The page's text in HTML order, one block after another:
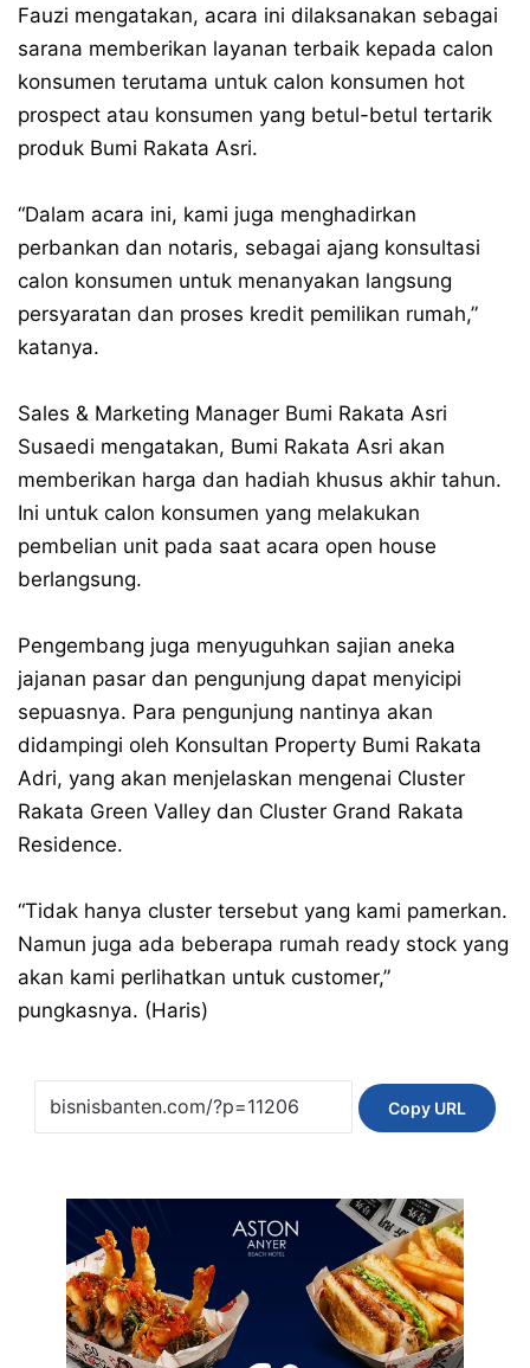
Fauzi mengatakan, acara ini dilaksanakan sebagai
sarana memberikan layanan terbaik kepada calon
konsumen terutama untuk calon konsumen hot
prospect atau konsumen yang betul-betul tertarik
produk Bumi Rakata Asri.
“Dalam acara ini, kami juga menghadirkan
perbankan dan notaris, sebagai ajang konsultasi
calon konsumen untuk menanyakan langsung
persyaratan dan proses kredit pemilikan rumah,”
katanya.
Sales & Marketing Manager Bumi Rakata Asri
Susaedi mengatakan, Bumi Rakata Asri akan
memberikan harga dan hadiah khusus akhir tahun.
Ini untuk calon konsumen yang melakukan
pembelian unit pada saat acara open house
berlangsung.
Pengembang juga menyuguhkan sajian aneka
jajanan pasar dan pengunjung dapat menyicipi
sepuasnya. Para pengunjung nantinya akan
didampingi oleh Konsultan Property Bumi Rakata
Adri, yang akan menjelaskan mengenai Cluster
Rakata Green Valley dan Cluster Grand Rakata
Residence.
“Tidak hanya cluster tersebut yang kami pamerkan.
Namun juga ada beberapa rumah ready stock yang
akan kami perlihatkan untuk customer,”
pungkasnya. (Haris)
Copy URL